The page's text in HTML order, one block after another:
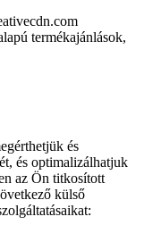
termékajánlások,
és
és optimalizálhatjuk
az Ön titkosított
külső